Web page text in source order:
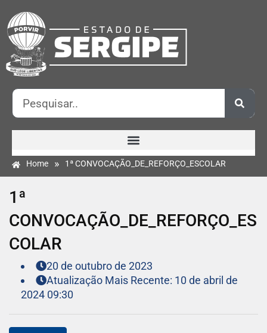
Home » 1ª CONVOCAÇÃO_DE_REFORÇO_ESCOLAR
1ª
CONVOCAÇÃO_DE_REFORÇO_ES
COLAR
20 de outubro de 2023
Atualização Mais Recente: 10 de abril de
2024 09:30